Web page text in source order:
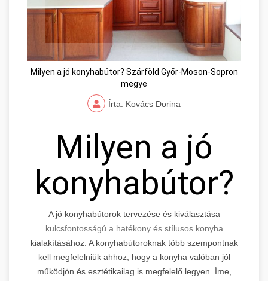
Milyen a jó konyhabútor? Szárföld Győr-Moson-Sopron
megye
Írta: Kovács Dorina
Milyen a jó
konyhabútor?
A jó konyhabútorok tervezése és kiválasztása
kulcsfontosságú a hatékony és stílusos konyha
kialakításához. A konyhabútoroknak több szempontnak
kell megfelelniük ahhoz, hogy a konyha valóban jól
működjön és esztétikailag is megfelelő legyen. Íme,